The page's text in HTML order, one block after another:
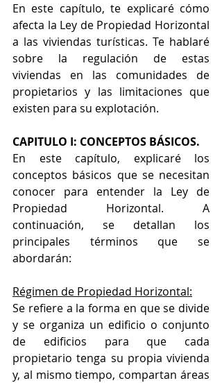
En este capítulo, te explicaré cómo
afecta la Ley de Propiedad Horizontal
a las viviendas turísticas. Te hablaré
sobre la regulación de estas
viviendas en las comunidades de
propietarios y las limitaciones que
existen para su explotación.
CAPITULO I: CONCEPTOS BÁSICOS.
En este capítulo, explicaré los
conceptos básicos que se necesitan
conocer para entender la Ley de
Propiedad Horizontal. A
continuación, se detallan los
principales términos que se
abordarán:
Régimen de Propiedad Horizontal:
Se refiere a la forma en que se divide
y se organiza un edificio o conjunto
de edificios para que cada
propietario tenga su propia vivienda
y, al mismo tiempo, compartan áreas